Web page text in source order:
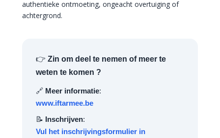
authentieke ontmoeting, ongeacht overtuiging of
achtergrond.
👉 Zin om deel te nemen of meer te
weten te komen ?
🔗 Meer informatie:
www.iftarmee.be
📝 Inschrijven:
Vul het inschrijvingsformulier in